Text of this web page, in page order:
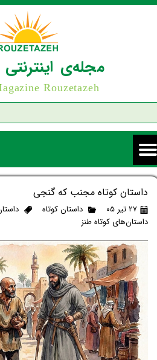
مجله‌ی اینترنتی
Rouzetazeh
داستان کوتاه مجنب که گنجی
۲۷ تیر ۰۵ داستان کوتاه
داستان‌های کوتاه طنز